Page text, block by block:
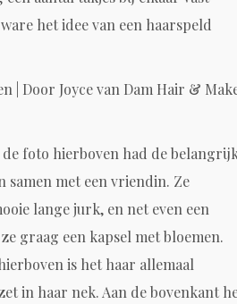
het idee van een haarspeld
de foto hierboven had de
samen met een vriendin. Ze
lange jurk, en net even een
graag een kapsel met bloemen.
is het haar allemaal
in haar nek. Aan de bovenkant